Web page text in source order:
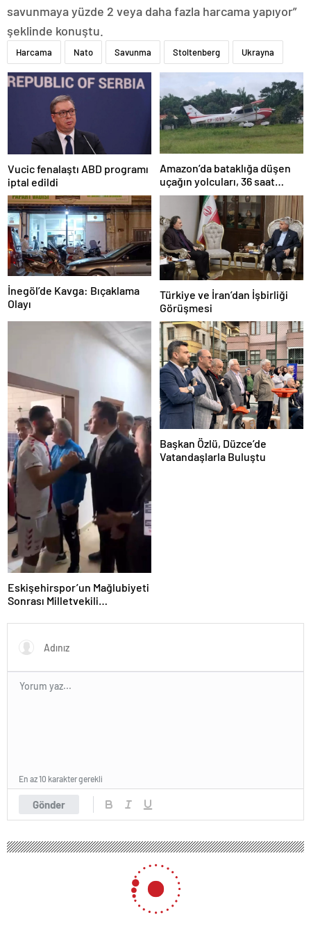
savunmaya yüzde 2 veya daha fazla harcama yapıyor”
şeklinde konuştu.
Harcama Nato Savunma Stoltenberg Ukrayna
Vucic fenalaştı ABD programı
iptal edildi
Amazon’da bataklığa düşen
uçağın yolcuları, 36 saat
kurtarılmayı bekledi
İnegöl’de Kavga: Bıçaklama
Olayı
Türkiye ve İran’dan İşbirliği
Görüşmesi
Eskişehirspor’un Mağlubiyeti
Sonrası Milletvekili
Başkan Özlü, Düzce’de
Vatandaşlarla Buluştu
Gönder
En az 10 karakter gerekli